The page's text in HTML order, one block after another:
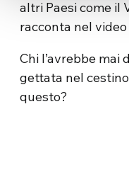
altri Paesi come il
racconta nel
Chi l’avrebbe mai
gettata nel
questo?